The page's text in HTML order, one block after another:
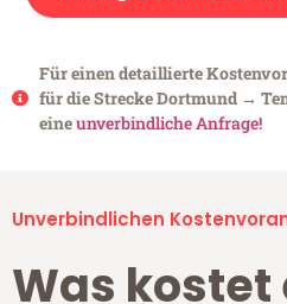
Für einen detaillierte
für die Strecke Dortmund →
eineunverbindliche Anfrage!
Unverbindlichen
Was kostet